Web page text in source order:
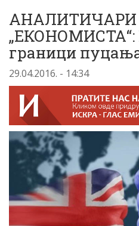
АНАЛИТИЧАРИ
„ЕКОНОМИСТА“:
граници
29.04.2016. - 14:34